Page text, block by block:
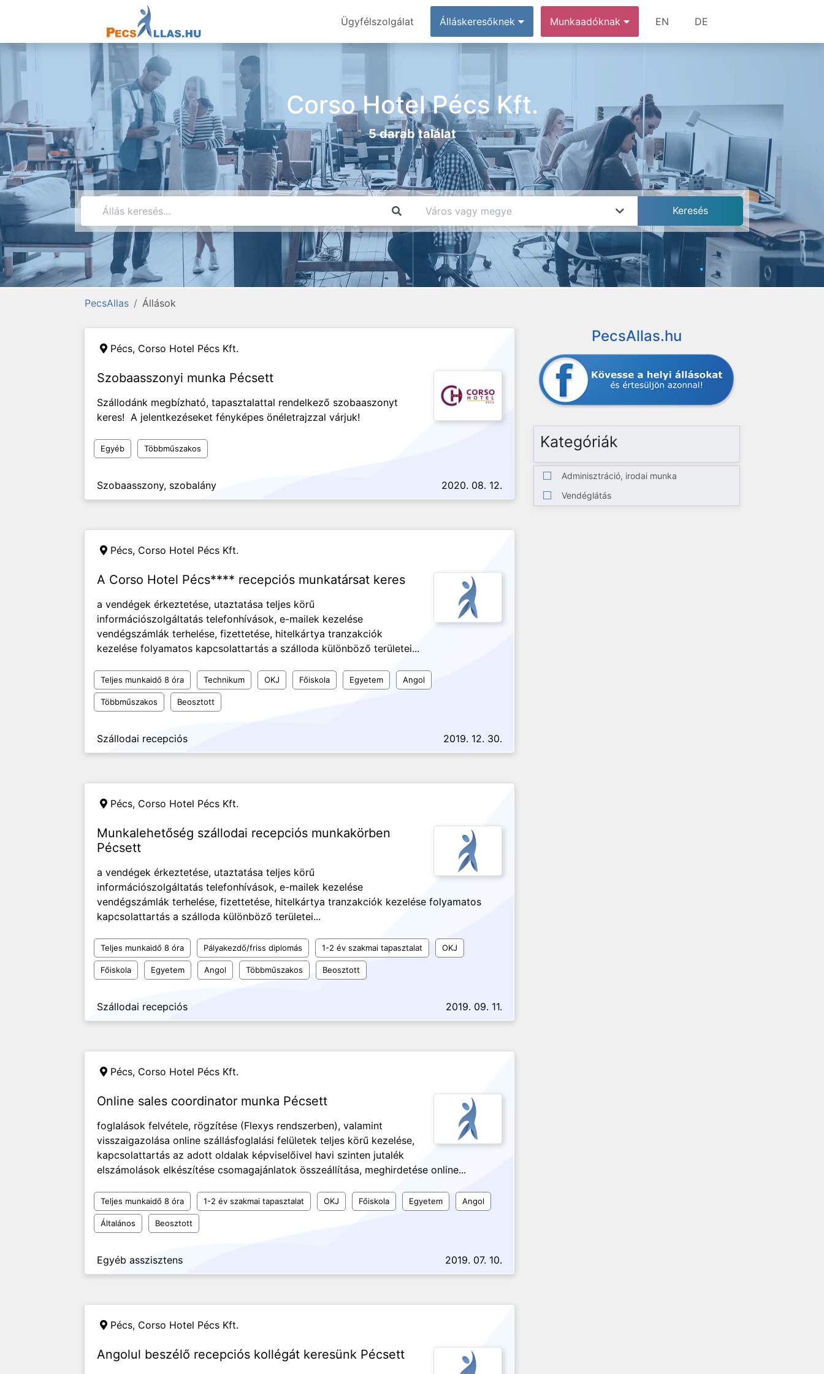
Ügyfélszolgálat Álláskeresőknek Munkaadóknak EN DE
Corso Hotel Pécs Kft.
5 darab találat
PecsAllas Állások
Pécs, Corso Hotel Pécs Kft.
Szobaasszonyi munka Pécsett
Szállodánk megbízható, tapasztalattal rendelkező szobaaszonyt
keres! A jelentkezéseket fényképes önéletrajzzal várjuk!
Egyéb Többműszakos
Szobaasszony, szobalány 2020. 08. 12.
Pécs, Corso Hotel Pécs Kft.
A Corso Hotel Pécs**** recepciós munkatársat keres
a vendégek érkeztetése, utaztatása teljes körű
információszolgáltatás telefonhívások, e-mailek kezelése
vendégszámlák terhelése, fizettetése, hitelkártya tranzakciók
kezelése folyamatos kapcsolattartás a szálloda különböző területei...
Teljes munkaidő 8 óra Technikum OKJ Főiskola Egyetem Angol
Többműszakos Beosztott
Szállodai recepciós 2019. 12. 30.
Pécs, Corso Hotel Pécs Kft.
Munkalehetőség szállodai recepciós munkakörben
Pécsett
a vendégek érkeztetése, utaztatása teljes körű
információszolgáltatás telefonhívások, e-mailek kezelése
vendégszámlák terhelése, fizettetése, hitelkártya tranzakciók kezelése folyamatos
kapcsolattartás a szálloda különböző területei...
Teljes munkaidő 8 óra Pályakezdő/friss diplomás 1-2 év szakmai tapasztalat OKJ
Főiskola Egyetem Angol Többműszakos Beosztott
Szállodai recepciós 2019. 09. 11.
Pécs, Corso Hotel Pécs Kft.
Online sales coordinator munka Pécsett
foglalások felvétele, rögzítése (Flexys rendszerben), valamint
visszaigazolása online szállásfoglalási felületek teljes körű kezelése,
kapcsolattartás az adott oldalak képviselőivel havi szinten jutalék
elszámolások elkészítése csomagajánlatok összeállítása, meghirdetése online...
Teljes munkaidő 8 óra 1-2 év szakmai tapasztalat OKJ Főiskola Egyetem Angol
Általános Beosztott
Egyéb asszisztens 2019. 07. 10.
Pécs, Corso Hotel Pécs Kft.
Angolul beszélő recepciós kollégát keresünk Pécsett
PecsAllas.hu
Kategóriák
Adminisztráció, irodai munka
Vendéglátás